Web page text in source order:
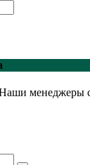
менеджеры